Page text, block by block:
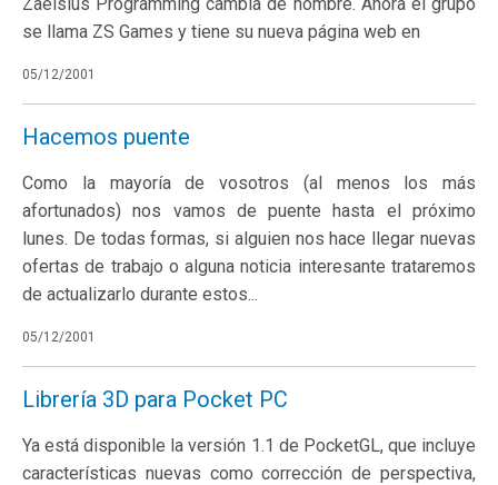
se llama ZS Games y tiene su nueva página web en
05/12/2001
Hacemos puente
Como la mayoría de vosotros (al menos los más
afortunados) nos vamos de puente hasta el próximo
lunes. De todas formas, si alguien nos hace llegar nuevas
ofertas de trabajo o alguna noticia interesante trataremos
de actualizarlo durante estos...
05/12/2001
Librería 3D para Pocket PC
Ya está disponible la versión 1.1 de PocketGL, que incluye
características nuevas como corrección de perspectiva,